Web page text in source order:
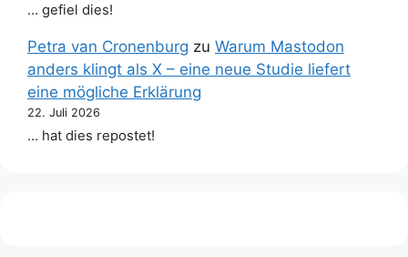
… gefiel dies!
Petra van Cronenburg zu Warum Mastodon
anders klingt als X – eine neue Studie liefert
eine mögliche Erklärung
22. Juli 2026
… hat dies repostet!